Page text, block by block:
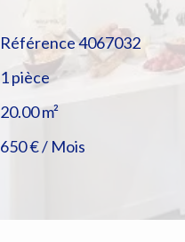
Référence4067032
1 pièce
20.00m²
650 € / Mois